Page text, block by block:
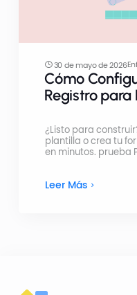
30 de mayo de 2026
Cómo
Registro para
¿Listo para
plantilla o crea tu
en minutos. prueba
Leer Más